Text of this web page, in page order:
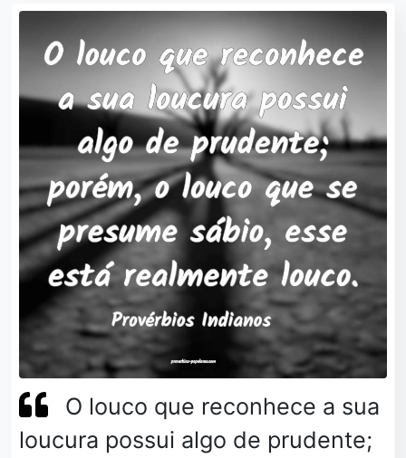
O louco que reconhece a sua
loucura possui algo de prudente;